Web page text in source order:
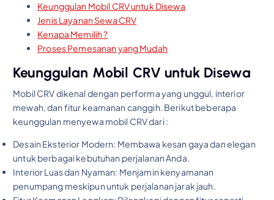
Keunggulan Mobil CRV untuk Disewa
Jenis Layanan Sewa CRV
Kenapa Memilih ?
Proses Pemesanan yang Mudah
Keunggulan Mobil CRV untuk Disewa
Mobil CRV dikenal dengan performa yang unggul, interior
mewah, dan fitur keamanan canggih. Berikut beberapa
keunggulan menyewa mobil CRV dari :
Desain Eksterior Modern: Membawa kesan gaya dan elegan
untuk berbagai kebutuhan perjalanan Anda.
Interior Luas dan Nyaman: Menjamin kenyamanan
penumpang meskipun untuk perjalanan jarak jauh.